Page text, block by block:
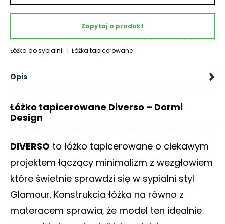
K
T
A
T
L
O
G
W
Y
D
Zapytaj o produkt
Łóżka do sypialni Łóżka tapicerowane
Opis
Łóżko tapicerowane Diverso – Dormi
Design
DIVERSO to łóżko tapicerowane o ciekawym
projektem łączący minimalizm z wezgłowiem
które świetnie sprawdzi się w sypialni styl
Glamour. Konstrukcia łóżka na równo z
materacem sprawia, że model ten idealnie